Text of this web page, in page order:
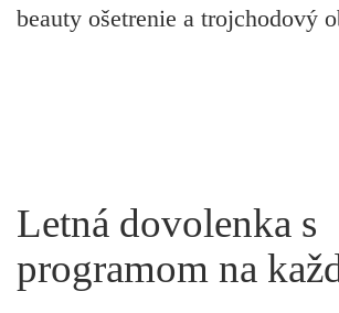
beauty ošetrenie a trojchodový
Letná dovolenka s
programom na